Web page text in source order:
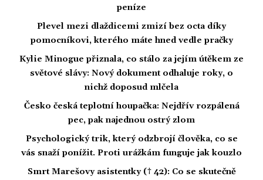
peníze
Plevel mezi dlaždicemi zmizí bez octa díky
pomocníkovi, kterého máte hned vedle pračky
Kylie Minogue přiznala, co stálo za jejím útěkem ze
světové slávy: Nový dokument odhaluje roky, o
nichž doposud mlčela
Česko česká teplotní houpačka: Nejdřív rozpálená
pec, pak najednou ostrý zlom
Psychologický trik, který odzbrojí člověka, co se
vás snaží ponížit. Proti urážkám funguje jak kouzlo
Smrt Marešovy asistentky († 42): Co se skutečně